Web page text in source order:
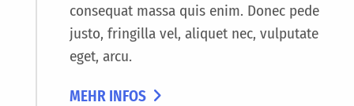
consequat massa quis enim. Donec pede
justo, fringilla vel, aliquet nec, vulputate
eget, arcu.
MEHR INFOS